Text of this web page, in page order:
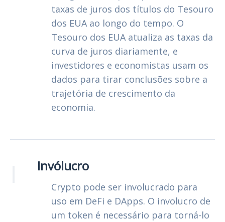
taxas de juros dos títulos do Tesouro
dos EUA ao longo do tempo. O
Tesouro dos EUA atualiza as taxas da
curva de juros diariamente, e
investidores e economistas usam os
dados para tirar conclusões sobre a
trajetória de crescimento da
economia.
Invólucro
Crypto pode ser involucrado para
uso em DeFi e DApps. O involucro de
um token é necessário para torná-lo